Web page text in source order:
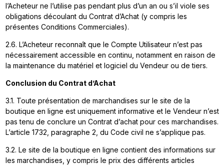
l’Acheteur ne l’utilise pas pendant plus d’un an ou s’il viole ses
obligations découlant du Contrat d’Achat (y compris les
présentes Conditions Commerciales).
2.6. L’Acheteur reconnaît que le Compte Utilisateur n’est pas
nécessairement accessible en continu, notamment en raison de
la maintenance du matériel et logiciel du Vendeur ou de tiers.
Conclusion du Contrat d’Achat
3.1. Toute présentation de marchandises sur le site de la
boutique en ligne est uniquement informative et le Vendeur n’est
pas tenu de conclure un Contrat d’achat pour ces marchandises.
L’article 1732, paragraphe 2, du Code civil ne s’applique pas.
3.2. Le site de la boutique en ligne contient des informations sur
les marchandises, y compris le prix des différents articles